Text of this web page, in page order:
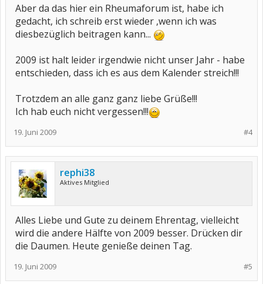
Aber da das hier ein Rheumaforum ist, habe ich
gedacht, ich schreib erst wieder ,wenn ich was
diesbezüglich beitragen kann...
2009 ist halt leider irgendwie nicht unser Jahr - habe
entschieden, dass ich es aus dem Kalender streich!!!
Trotzdem an alle ganz ganz liebe Grüße!!!
Ich hab euch nicht vergessen!!!
#4
19. Juni 2009
rephi38
Aktives Mitglied
Alles Liebe und Gute zu deinem Ehrentag, vielleicht
wird die andere Hälfte von 2009 besser. Drücken dir
die Daumen. Heute genieße deinen Tag.
#5
19. Juni 2009